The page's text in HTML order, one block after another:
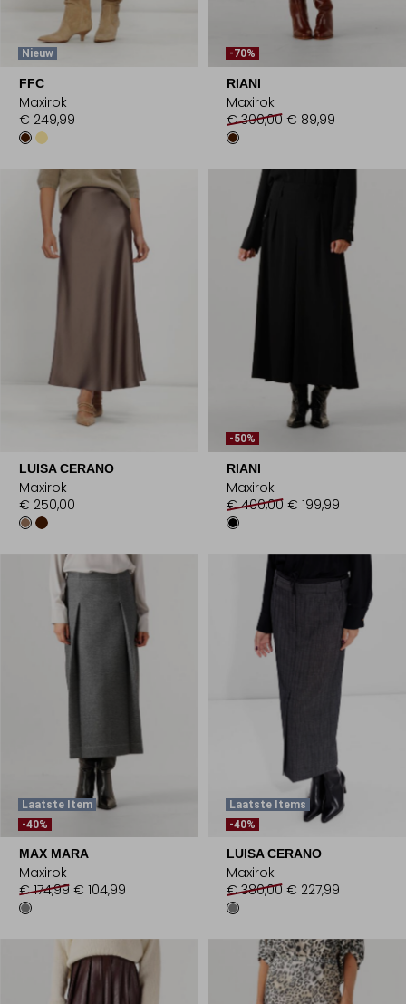
Nieuw
FFC
Maxirok
€ 249,99
-70%
RIANI
Maxirok
€ 300,00 € 89,99
LUISA CERANO
Maxirok
€ 250,00
-50%
RIANI
Maxirok
€ 400,00 € 199,99
Laatste Item
-40%
MAX MARA
Maxirok
€ 174,99 € 104,99
Laatste Items
-40%
LUISA CERANO
Maxirok
€ 380,00 € 227,99